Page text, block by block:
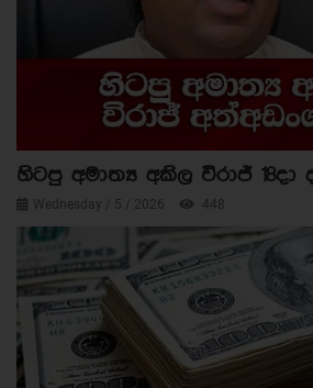
හිටපු අමාත්‍ය අකිල විරාජ් 18දා
Wednesday / 5 / 2026 448